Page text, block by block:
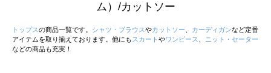
ム）/カットソー
トップスの商品一覧です。 シャツ・ブラウスやカットソー カーディガンなど定番
アイテムを取り揃えております。他にも スカート やワンピース
ニット・セーター
などの商品も充実！